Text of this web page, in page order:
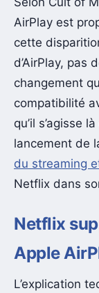
AirPlay est
cette
d’AirPlay, pas
changement
compatibilité
qu’il s’agisse
lancement de
du streaming
Netflix dans
Netflix
Apple
L’explication